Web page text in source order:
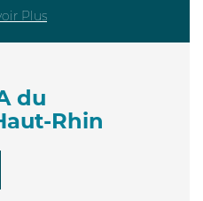
Plus
du
Rhin